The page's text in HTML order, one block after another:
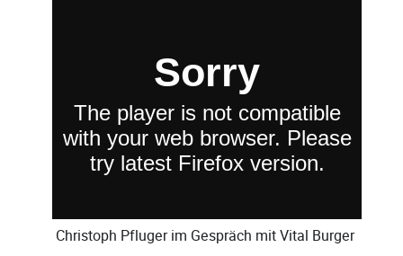
Christoph Pflugerim Gespräch mitVital Burger